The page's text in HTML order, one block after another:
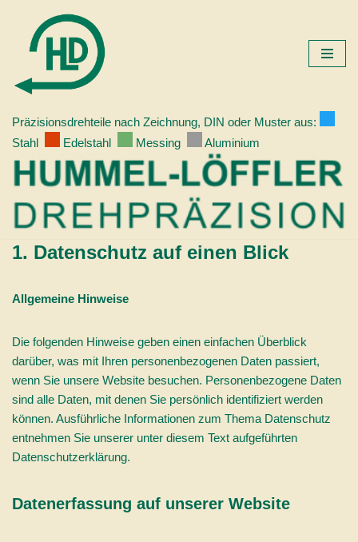
Zum
springen
Präzisionsdrehteile nach Zeichnung, DIN oder Muster aus:
Stahl
Edelstahl Messing Aluminium
1. Datenschutz auf einen Blick
Allgemeine Hinweise
Die folgenden Hinweise geben einen einfachen Überblick
darüber, was mit Ihren personenbezogenen Daten passiert,
wenn Sie unsere Website besuchen. Personenbezogene Daten
sind alle Daten, mit denen Sie persönlich identifiziert werden
können. Ausführliche Informationen zum Thema Datenschutz
entnehmen Sie unserer unter diesem Text aufgeführten
Datenschutzerklärung.
Datenerfassung auf unserer Website